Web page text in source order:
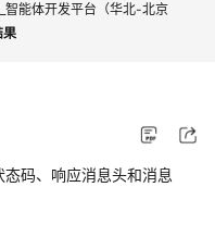
智能体开发平台（华北-北京
果
码、响应消息头和消息